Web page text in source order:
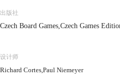
济。 除了这些文明牌，还有每个
自己准备牌堆，之后随机抽取。玩
然而，游戏中的战争和侵略绝对是
动战争。这正是经济的另一方面
出版社
Czech Board Games,Czech Games
设计师
Richard Cortes,Paul Niemeyer